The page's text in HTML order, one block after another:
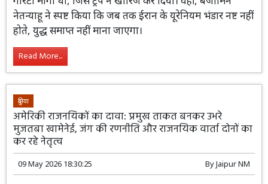
नेतन्याहू ने स्पष्ट किया कि जब तक ईरान के यूरेनियम भंडार नष्ट नहीं
होते, युद्ध समाप्त नहीं माना जाएगा।
Read More...
दुनिया
अमेरिकी राजनयिकों का दावा: प्रमुख ताकत बनकर उभरे
मुजतबा खामेनेई, जंग की रणनीति और राजनयिक वार्ता दोनों का
कर रहे नेतृत्व
09 May 2026 18:30:25 ByJaipur NM